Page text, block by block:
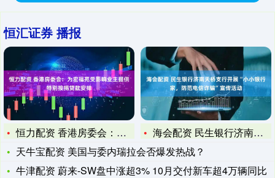
恒汇证券 播报
恒力配资 香港房委会：为宏福苑受影响业主提供特别按揭贷款安排
海会配资 民生银行济南天桥支行开展“小小银行家，防范电信诈骗
天牛宝配资 美国与委内瑞拉会否爆发热战？
牛津配资 蔚来-SW盘中涨超3% 10月交付新车超4万辆同比